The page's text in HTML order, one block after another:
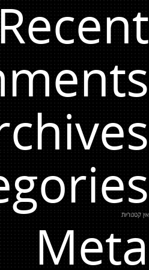
Recent
אין קטגוריות
Meta